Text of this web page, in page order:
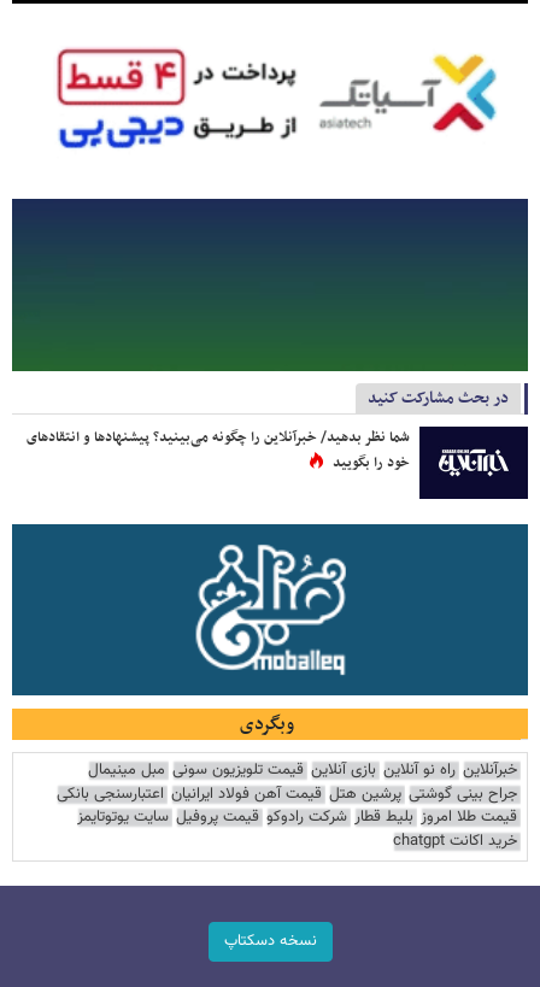
در بحث مشارکت کنید
شما نظر بدهید/ خبرآنلاین را چگونه می‌بینید؟ پیشنهادها و انتقادهای
خود را بگویید
وبگردی
خبرآنلاین راه نو آنلاین بازی آنلاین قیمت تلویزیون سونی مبل مینیمال
جراح بینی گوشتی پرشین هتل قیمت آهن فولاد ایرانیان اعتبارسنجی بانکی
قیمت طلا امروز بلیط قطار شرکت رادوکو قیمت پروفیل سایت یوتوتایمز
خرید اکانت chatgpt
نسخه دسکتاپ